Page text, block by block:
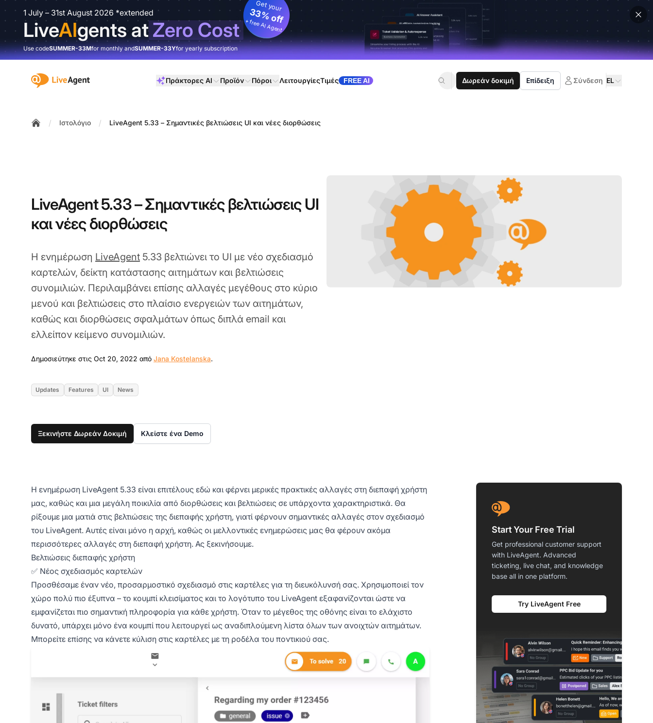
1 July – 31st August 2026 *extended
LiveAIgents atZero Cost
Get your
33% off
+ free AI Agent
Use codeSUMMER-33Mfor monthly andSUMMER-33Yfor yearly subscription
:site.title Πράκτορες AI Προϊόν Πόροι ΛειτουργίεςΤιμές FREE AI Δωρεάν δοκιμή Επίδειξη Σύνδεση EL
/ Ιστολόγιο / LiveAgent 5.33 – Σημαντικές βελτιώσεις UI και νέες διορθώσεις
LiveAgent 5.33 – Σημαντικές βελτιώσεις UI
και νέες διορθώσεις
Η ενημέρωση LiveAgent 5.33 βελτιώνει το UI με νέο σχεδιασμό
καρτελών, δείκτη κατάστασης αιτημάτων και βελτιώσεις
συνομιλιών. Περιλαμβάνει επίσης αλλαγές μεγέθους στο κύριο
μενού και βελτιώσεις στο πλαίσιο ενεργειών των αιτημάτων,
καθώς και διορθώσεις σφαλμάτων όπως διπλά email και
ελλείπον κείμενο συνομιλιών.
Δημοσιεύτηκε στις Oct 20, 2022 από Jana Kostelanska.
Updates Features UI News
Ξεκινήστε Δωρεάν Δοκιμή Κλείστε ένα Demo
Η ενημέρωση LiveAgent 5.33 είναι επιτέλους εδώ και φέρνει μερικές πρακτικές αλλαγές στη διεπαφή χρήστη
μας, καθώς και μια μεγάλη ποικιλία από διορθώσεις και βελτιώσεις σε υπάρχοντα χαρακτηριστικά. Θα
ρίξουμε μια ματιά στις βελτιώσεις της διεπαφής χρήστη, γιατί φέρνουν σημαντικές αλλαγές στον σχεδιασμό
του LiveAgent. Αυτές είναι μόνο η αρχή, καθώς οι μελλοντικές ενημερώσεις μας θα φέρουν ακόμα
περισσότερες αλλαγές στη διεπαφή χρήστη. Ας ξεκινήσουμε.
Βελτιώσεις διεπαφής χρήστη
✅ Νέος σχεδιασμός καρτελών
Προσθέσαμε έναν νέο, προσαρμοστικό σχεδιασμό στις καρτέλες για τη διευκόλυνσή σας. Χρησιμοποιεί τον
χώρο πολύ πιο έξυπνα – το κουμπί κλεισίματος και το λογότυπο του LiveAgent εξαφανίζονται ώστε να
εμφανίζεται πιο σημαντική πληροφορία για κάθε χρήστη. Όταν το μέγεθος της οθόνης είναι το ελάχιστο
δυνατό, υπάρχει μόνο ένα κουμπί που λειτουργεί ως αναδιπλούμενη λίστα όλων των ανοιχτών αιτημάτων.
Μπορείτε επίσης να κάνετε κύλιση στις καρτέλες με τη ροδέλα του ποντικιού σας.
Start Your Free Trial
Get professional customer support
with LiveAgent. Advanced
ticketing, live chat, and knowledge
base all in one platform.
Try LiveAgent Free